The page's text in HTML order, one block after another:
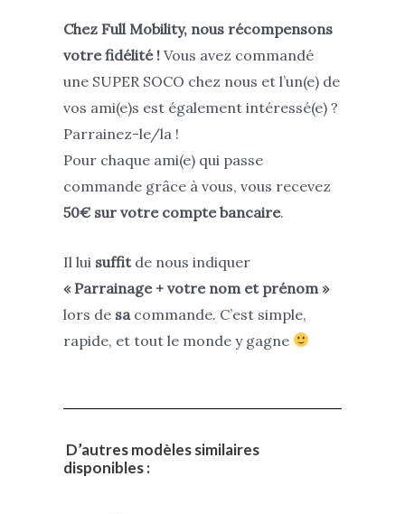
Chez Full Mobility, nous récompensons
votre fidélité ! Vous avez commandé
une SUPER SOCO chez nous et l’un(e) de
vos ami(e)s est également intéressé(e) ?
Parrainez-le/la !
Pour chaque ami(e) qui passe
commande grâce à vous, vous recevez
50€ sur votre compte bancaire.
Il lui suffitde nous indiquer
« Parrainage + votre nom et prénom »
lors de sa commande. C’est simple,
rapide, et tout le monde y gagne
D’autres modèles similaires
disponibles :